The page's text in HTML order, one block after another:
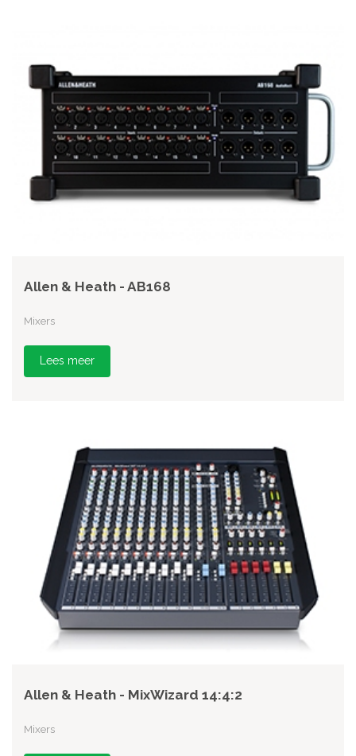
Allen & Heath - AB168
Mixers
Lees meer
Allen & Heath - MixWizard 14:4:2
Mixers